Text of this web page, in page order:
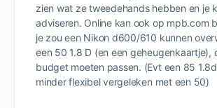
zien wat ze tweedehands hebben en je
adviseren. Online kan ook op mpb.com
je zou een Nikon d600/610 kunnen
een 50 1.8 D (en een geheugenkaartje),
budget moeten passen. (Evt een 85
minder flexibel vergeleken met een 50)